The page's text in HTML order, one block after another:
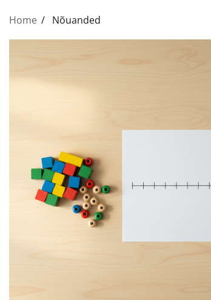
Home Nõuanded